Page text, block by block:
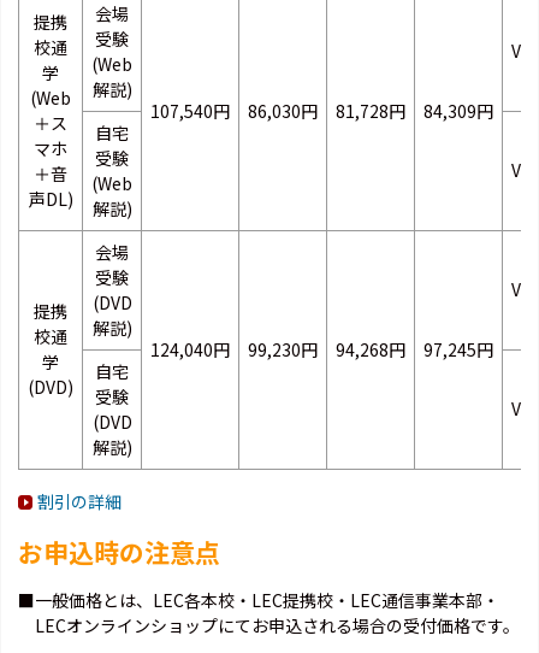
提携
校通
学
(Web
＋ス
マホ
＋音
声DL)
会場
受験
(Web
解説)
107,540円
86,030円 81,728円 84,309円
自宅
受験
(Web
解説)
提携
校通
学
(DVD)
会場
受験
(DVD
解説)
124,040円
99,230円 94,268円 97,245円
自宅
受験
(DVD
解説)
割引の詳細
お申込時の注意点
■一般価格とは、LEC各本校・LEC提携校・LEC通信事業本部・
LECオンラインショップにてお申込される場合の受付価格です。